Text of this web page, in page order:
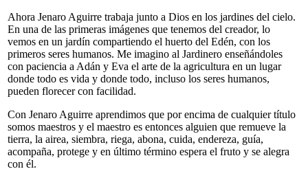
Ahora Jenaro Aguirre trabaja junto a Dios en los jardines del cielo.
En una de las primeras imágenes que tenemos del creador, lo
vemos en un jardín compartiendo el huerto del Edén, con los
primeros seres humanos. Me imagino al Jardinero enseñándoles
con paciencia a Adán y Eva el arte de la agricultura en un lugar
donde todo es vida y donde todo, incluso los seres humanos,
pueden florecer con facilidad.
Con Jenaro Aguirre aprendimos que por encima de cualquier título
somos maestros y el maestro es entonces alguien que remueve la
tierra, la airea, siembra, riega, abona, cuida, endereza, guía,
acompaña, protege y en último término espera el fruto y se alegra
con él.